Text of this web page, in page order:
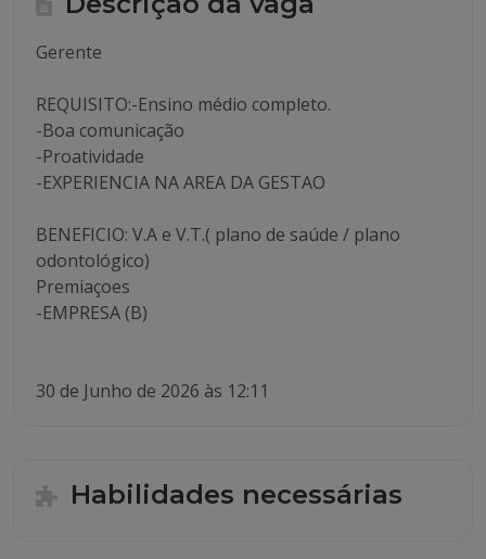
Gerente
REQUISITO:-Ensino médio completo.
-Boa comunicação
-Proatividade
-EXPERIENCIA NA AREA DA GESTAO
BENEFICIO: V.A e V.T.( plano de saúde / plano
odontológico)
Premiaçoes
-EMPRESA (B)
30 de Junho de 2026 às 12:11
Habilidades necessárias